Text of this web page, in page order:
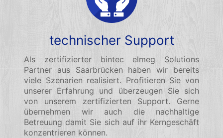
technischer Support
Als zertifizierter bintec elmeg Solutions
Partner aus Saarbrücken haben wir bereits
viele Szenarien realisiert. Profitieren Sie von
unserer Erfahrung und überzeugen Sie sich
von unserem zertifizierten Support. Gerne
übernehmen wir auch die nachhaltige
Betreuung damit Sie sich auf ihr Kerngeschäft
konzentrieren können.